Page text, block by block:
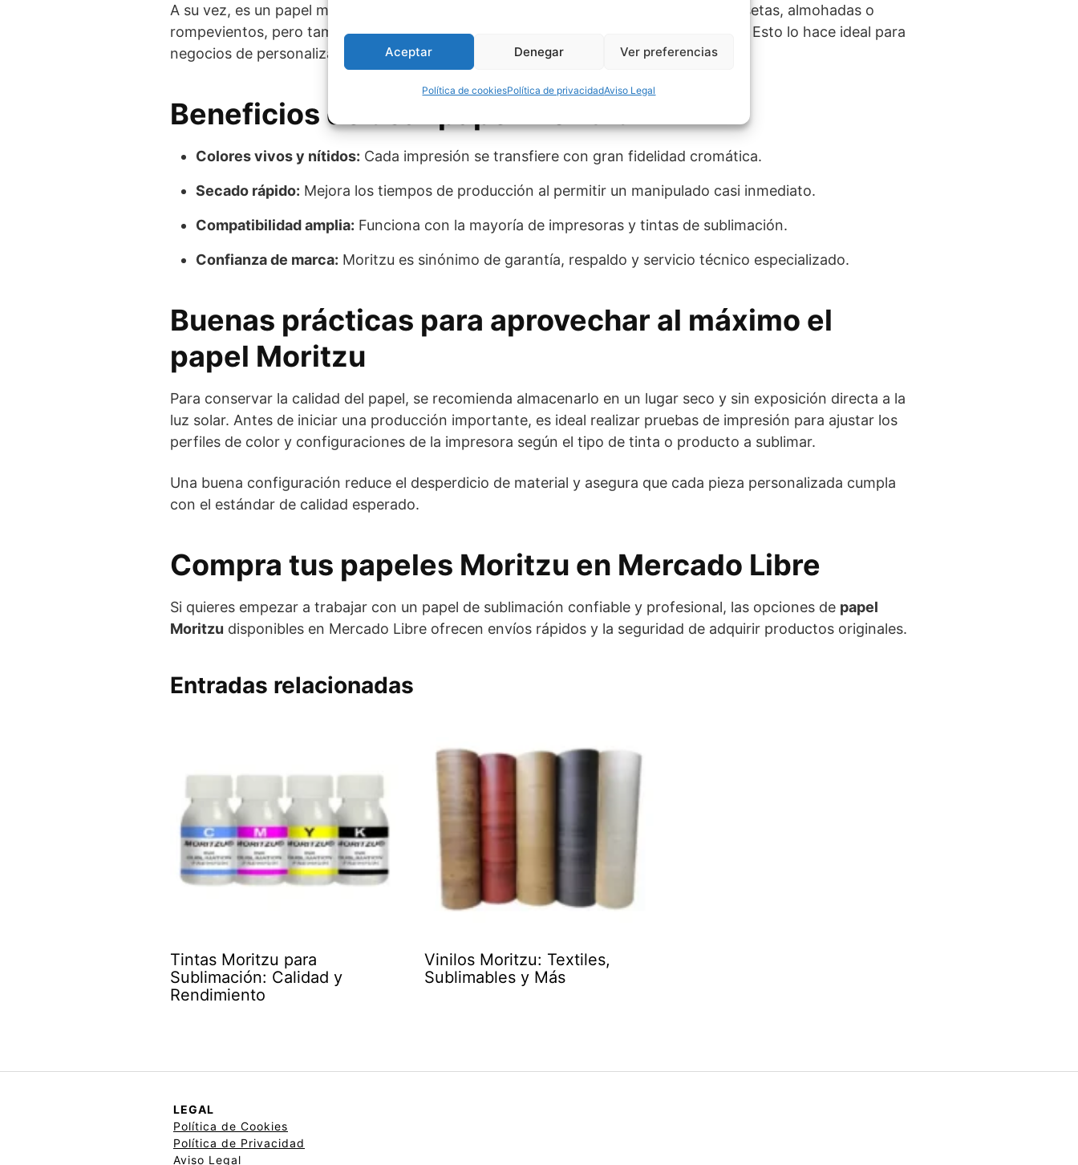
Aceptar Denegar Ver preferencias
Política de cookiesPolítica de privacidadAviso Legal
A su vez, es un papel muy versátil. Se puede utilizar en productos textiles como camisetas, almohadas o
rompevientos, pero también en objetos de cerámica, metales y plásticos sublimables. Esto lo hace ideal para
negocios de personalización que trabajan con catálogos amplios.
Beneficios de usar papel Moritzu
Colores vivos y nítidos: Cada impresión se transfiere con gran fidelidad cromática.
Secado rápido: Mejora los tiempos de producción al permitir un manipulado casi inmediato.
Compatibilidad amplia: Funciona con la mayoría de impresoras y tintas de sublimación.
Confianza de marca: Moritzu es sinónimo de garantía, respaldo y servicio técnico especializado.
Buenas prácticas para aprovechar al máximo el
papel Moritzu
Para conservar la calidad del papel, se recomienda almacenarlo en un lugar seco y sin exposición directa a la
luz solar. Antes de iniciar una producción importante, es ideal realizar pruebas de impresión para ajustar los
perfiles de color y configuraciones de la impresora según el tipo de tinta o producto a sublimar.
Una buena configuración reduce el desperdicio de material y asegura que cada pieza personalizada cumpla
con el estándar de calidad esperado.
Compra tus papeles Moritzu en Mercado Libre
Si quieres empezar a trabajar con un papel de sublimación confiable y profesional, las opciones de papel
Moritzu disponibles en Mercado Libre ofrecen envíos rápidos y la seguridad de adquirir productos originales.
Entradas relacionadas
Tintas Moritzu para
Sublimación: Calidad y
Rendimiento
Vinilos Moritzu: Textiles,
Sublimables y Más
LEGAL
Política de Cookies
Política de Privacidad
Aviso Legal